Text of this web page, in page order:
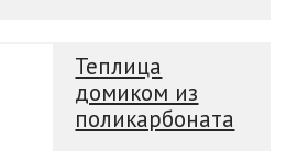
Теплица
домиком из
поликарбоната